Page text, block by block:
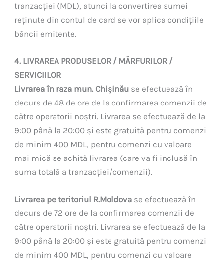
tranzacției (MDL), atunci la convertirea sumei
reținute din contul de card se vor aplica condițiile
băncii emitente.
4. LIVRAREA PRODUSELOR / MĂRFURILOR /
SERVICIILOR
Livrarea în raza mun. Chișinău se efectuează în
decurs de 48 de ore de la confirmarea comenzii de
către operatorii noștri. Livrarea se efectuează de la
9:00 până la 20:00 și este gratuită pentru comenzi
de minim 400 MDL, pentru comenzi cu valoare
mai mică se achită livrarea (care va fi inclusă în
suma totală a tranzacției/comenzii).
Livrarea pe teritoriul R.Moldova se efectuează în
decurs de 72 ore de la confirmarea comenzii de
către operatorii noștri. Livrarea se efectuează de la
9:00 până la 20:00 și este gratuită pentru comenzi
de minim 400 MDL, pentru comenzi cu valoare